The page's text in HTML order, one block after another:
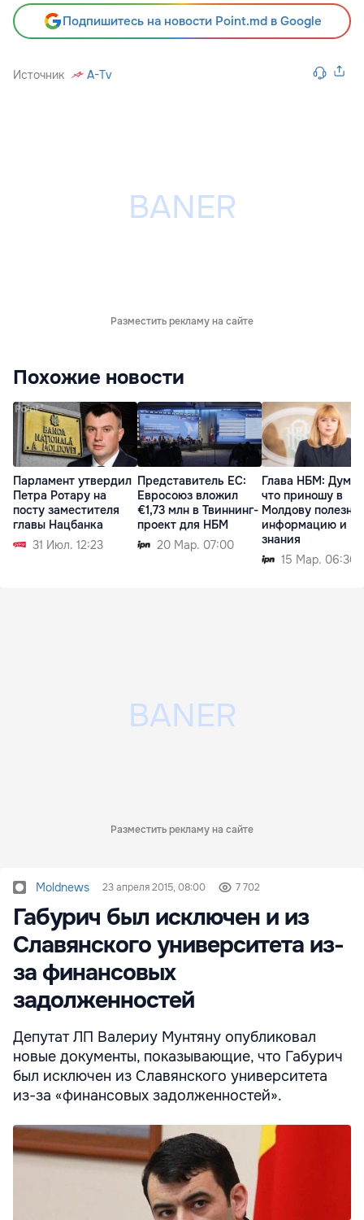
Подпишитесь на новости Point.md в Google
Источник A-Tv
Разместить рекламу на сайте
Похожие новости
Парламент утвердил
Петра Ротару на
посту заместителя
главы Нацбанка
31 Июл. 12:23
Представитель ЕС:
Евросоюз вложил
€1,73 млн в Твиннинг-
проект для НБМ
20 Мар. 07:00
Глава НБМ:
что приношу в
Молдову
информацию и
знания
15 Мар. 06:30
Разместить рекламу на сайте
Moldnews 23 апреля 2015, 08:00 7 702
Габурич был исключен и из
Славянского университета из-
за финансовых
задолженностей
Депутат ЛП Валериу Мунтяну опубликовал
новые документы, показывающие, что Габурич
был исключен из Славянского университета
из-за «финансовых задолженностей».